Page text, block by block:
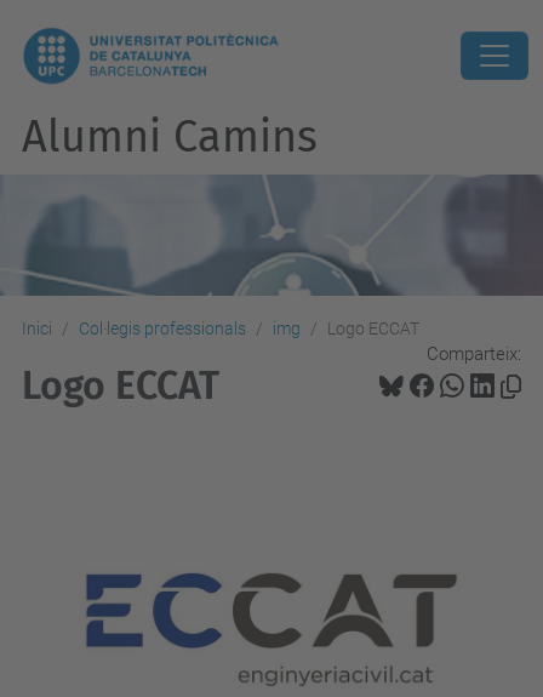
Alumni Camins
Inici Col·legis professionals img Logo ECCAT
Comparteix:
Logo ECCAT